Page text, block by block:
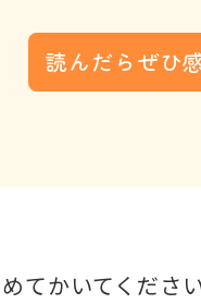
読んだらぜひ
てかいてくださ